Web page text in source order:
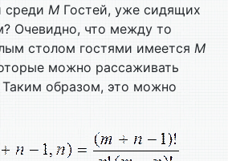
среди M Го­стей, уже сидящих
Очевидно, что между то
столом гостями имеется M
можно рассаживать
образом, это можно